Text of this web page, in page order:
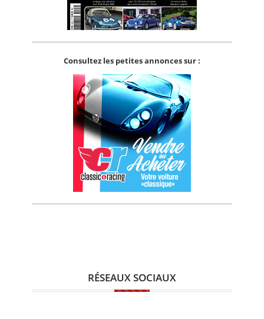
Consultez les petites annonces sur :
RÉSEAUX SOCIAUX